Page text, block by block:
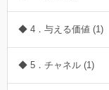
◆ 4．与える価値 (1)
◆ 5．チャネル (1)